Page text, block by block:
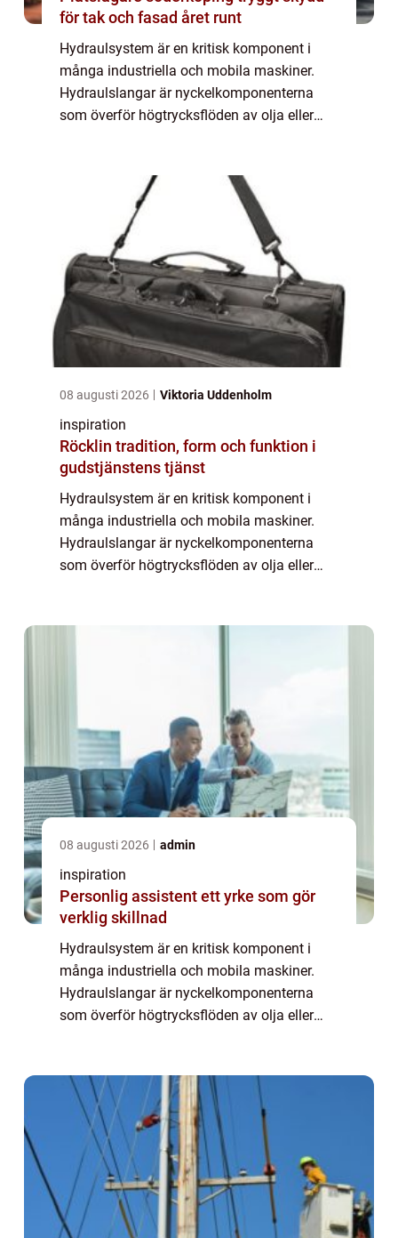
för tak och fasad året runt
Hydraulsystem är en kritisk komponent i
många industriella och mobila maskiner.
Hydraulslangar är nyckelkomponenterna
som överför högtrycksflöden av olja eller
08 augusti 2026 Viktoria Uddenholm
inspiration
Röcklin tradition, form och funktion i
gudstjänstens tjänst
Hydraulsystem är en kritisk komponent i
många industriella och mobila maskiner.
Hydraulslangar är nyckelkomponenterna
som överför högtrycksflöden av olja eller
08 augusti 2026 admin
inspiration
Personlig assistent ett yrke som gör
verklig skillnad
Hydraulsystem är en kritisk komponent i
många industriella och mobila maskiner.
Hydraulslangar är nyckelkomponenterna
som överför högtrycksflöden av olja eller